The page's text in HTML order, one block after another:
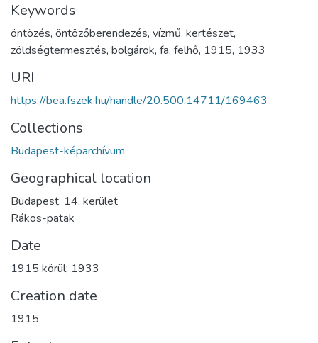
Keywords
öntözés, öntözőberendezés, vízmű, kertészet,
zöldségtermesztés, bolgárok, fa, felhő, 1915, 1933
URI
https://bea.fszek.hu/handle/20.500.14711/169463
Collections
Budapest-képarchívum
Geographical location
Budapest. 14. kerület
Rákos-patak
Date
1915 körül; 1933
Creation date
1915